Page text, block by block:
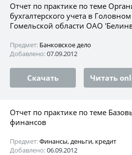
Отчет по практике по теме
бухгалтерского учета в
Гомельской области ОАО
Предмет: Банковское дело
Добавлено:07.09.2012
Скачать Читать
Отчет по практике по теме
финансов
Предмет:Финансы, деньги, кредит
Добавлено:06.09.2012